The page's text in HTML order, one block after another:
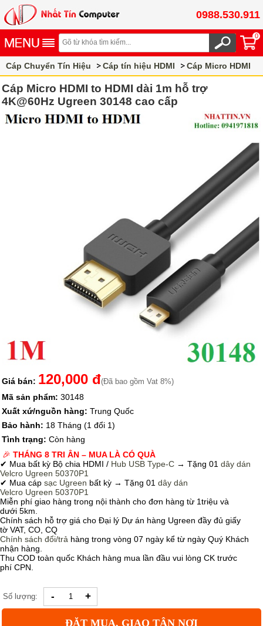
0988.530.911
0
Cáp Chuyển Tín Hiệu Cáp tín hiệu HDMI Cáp Micro HDMI
Cáp Micro HDMI to HDMI dài 1m hỗ trợ
4K@60Hz Ugreen 30148 cao cấp
Giá bán: 120,000 đ(Đã bao gồm Vat 8%)
Mã sản phẩm: 30148
Xuất xứ/nguồn hàng: Trung Quốc
Bảo hành: 18 Tháng (1 đổi 1)
Tình trạng: Còn hàng
🎉 THÁNG 8 TRI ÂN – MUA LÀ CÓ QUÀ
✔ Mua bất kỳ Bộ chia HDMI / Hub USB Type-C → Tặng 01 dây dán
Velcro Ugreen 50370P1
✔ Mua cáp sạc Ugreen bất kỳ → Tặng 01 dây dán
Velcro Ugreen 50370P1
Miễn phí giao hàng trong nội thành cho đơn hàng từ 1triệu và
dưới 5km.
Chính sách hỗ trợ giá cho Đại lý Dự án hàng Ugreen đầy đủ giấy
tờ VAT, CO, CQ
Chính sách đổi/trả hàng trong vòng 07 ngày kể từ ngày Quý Khách
nhận hàng.
Thu COD toàn quốc Khách hàng mua lần đầu vui lòng CK trước
phí CPN.
Số lượng: - +
ĐẶT MUA, GIAO TẬN NƠI